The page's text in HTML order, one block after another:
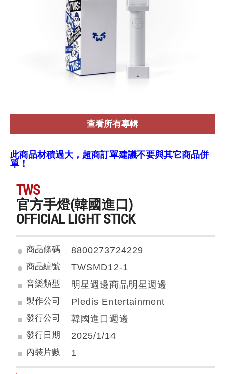
查看所有專輯
此商品材積過大，超商訂單建議不要與其它商品併
單！
TWS
官方手燈(韓國進口)
OFFICIAL LIGHT STICK
商品條碼 8800273724229
商品編號 TWSMD12-1
音樂類型 明星週邊商品明星週邊
製作公司 Pledis Entertainment
發行公司 韓國進口週邊
發行日期 2025/1/14
內裝片數 1